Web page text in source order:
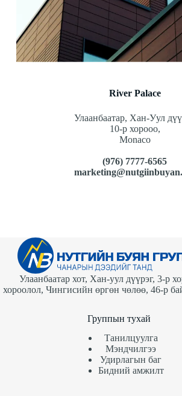
River Palace
Улаанбаатар, Хан-Уул
10-р хорооо,
Monaco
(976) 7777-6565
Улаанбаатар хот, Хан-уул дүүрэг, 3-р
хороолол, Чингисийн өргөн чөлөө, 46-р
Группын тухай
Танилцуулга
Мэндчилгээ
Удирлагын баг
Бидний амжилт